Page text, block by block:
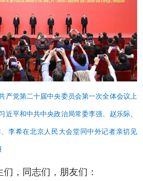
产党第二十届中央委员会第一次全体会议上
近平和中共中央政治局常委李强、赵乐际、
李希在北京人民大会堂同中外记者亲切见
，同志们，朋友们：